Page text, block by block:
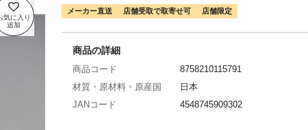
メーカー直送 店舗受取で取寄せ可 店舗限定
商品の詳細
商品コード
8758210115791
材質・原材料・原産国
日本
JANコード
4548745909302